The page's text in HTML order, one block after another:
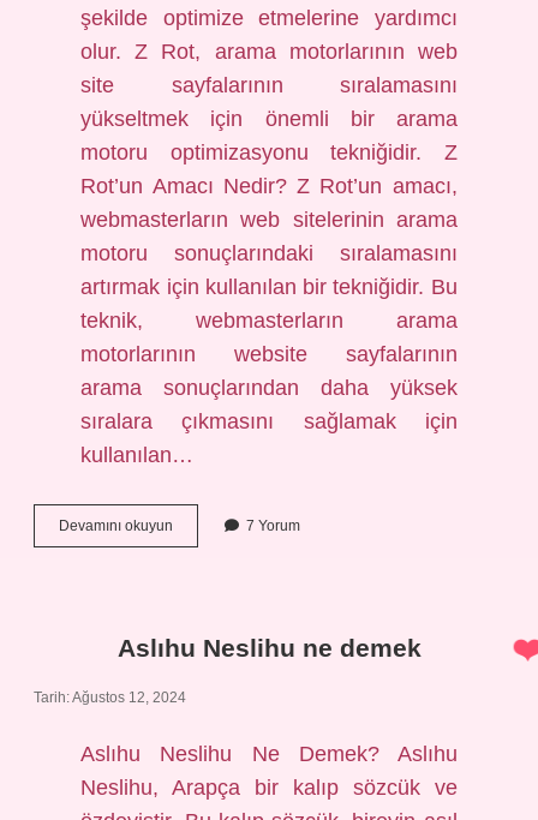
şekilde optimize etmelerine yardımcı
olur. Z Rot, arama motorlarının web
site sayfalarının sıralamasını
yükseltmek için önemli bir arama
motoru optimizasyonu tekniğidir. Z
Rot’un Amacı Nedir? Z Rot’un amacı,
webmasterların web sitelerinin arama
motoru sonuçlarındaki sıralamasını
artırmak için kullanılan bir tekniğidir. Bu
teknik, webmasterların arama
motorlarının website sayfalarının
arama sonuçlarından daha yüksek
sıralara çıkmasını sağlamak için
kullanılan…
Devamını okuyun
Rot
7 Yorum
Aslıhu Neslihu ne demek
Tarih: Ağustos 12, 2024
Aslıhu Neslihu Ne Demek? Aslıhu
Neslihu, Arapça bir kalıp sözcük ve